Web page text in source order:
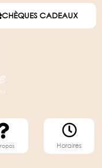
CHÈQUES CADEAUX
Horaires